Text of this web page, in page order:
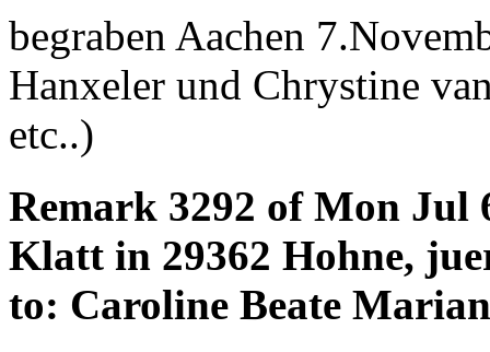
begraben Aachen
Hanxeler und Chrystine
etc..)
Remark 3292 of Mon Jul
Klatt in 29362 Hohne,
to: Caroline Beate